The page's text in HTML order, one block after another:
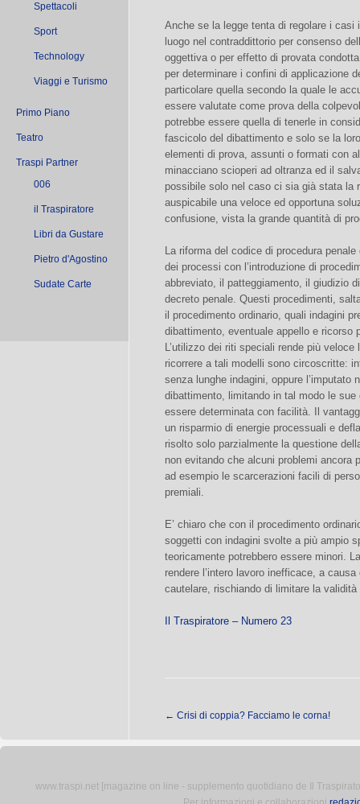
Spettacoli
Sport
Technology
Viaggi e Turismo
Primo Piano
Teatro
Traspi Partner
006
il Traspiratore
Libri da Gustare
Pietro d'Agostino
Sudate Carte
Anche se la legge tenta di regolare i
luogo nel contraddittorio per consenso
oggettiva o per effetto di provata
per determinare i confini di applicazione
particolare quella secondo la quale le
essere valutate come prova della
potrebbe essere quella di tenerle in
fascicolo del dibattimento e solo se la
elementi di prova, assunti o formati con
minacciano scioperi ad oltranza ed il
possibile solo nel caso ci sia già stata la
auspicabile una veloce ed opportuna
confusione, vista la grande quantità di
La riforma del codice di procedura
dei processi con l’introduzione di
abbreviato, il patteggiamento, il giudizio
decreto penale. Questi procedimenti,
il procedimento ordinario, quali indagini
dibattimento, eventuale appello e ricorso
L’utilizzo dei riti speciali rende più
ricorrere a tali modelli sono circoscritte:
senza lunghe indagini, oppure l’imputato
dibattimento, limitando in tal modo le
essere determinata con facilità. Il
un risparmio di energie processuali e
risolto solo parzialmente la questione
non evitando che alcuni problemi ancora
ad esempio le scarcerazioni facili di
premiali.
E’ chiaro che con il procedimento
soggetti con indagini svolte a più ampio
teoricamente potrebbero essere minori.
rendere l’intero lavoro inefficace, a
cautelare, rischiando di limitare la validità
Il Traspiratore – Numero 23
← Crisi di coppia? Facciamo le corna!
www.traspi.net [magazine on line - supplemento quotidiano de Il